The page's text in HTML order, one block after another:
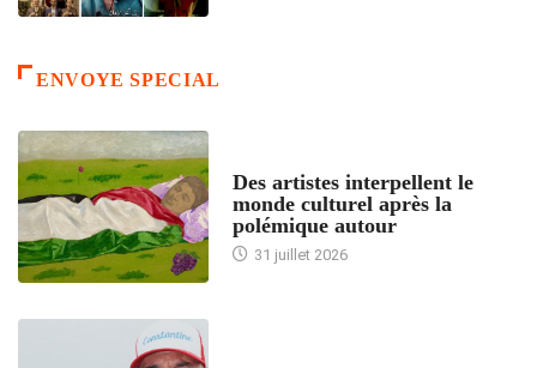
ENVOYE SPECIAL
Des artistes interpellent le
monde culturel après la
polémique autour
31 juillet 2026